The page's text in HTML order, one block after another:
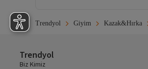
Trendyol Giyim Kazak&Hırka
Trendyol
Biz Kimiz